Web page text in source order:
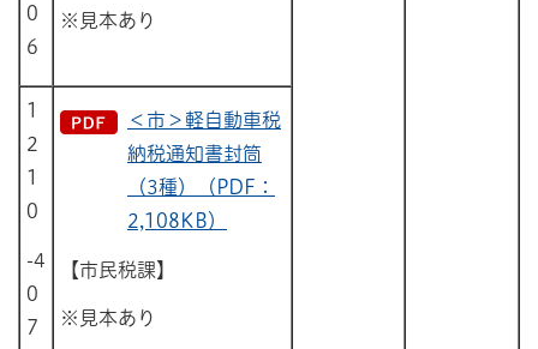
0
6
※見本あり
1
2
1
0
-4
0
7
＜市＞軽自動車税
納税通知書封筒
（3種）（PDF：
2,108KB）
【市民税課】
※見本あり